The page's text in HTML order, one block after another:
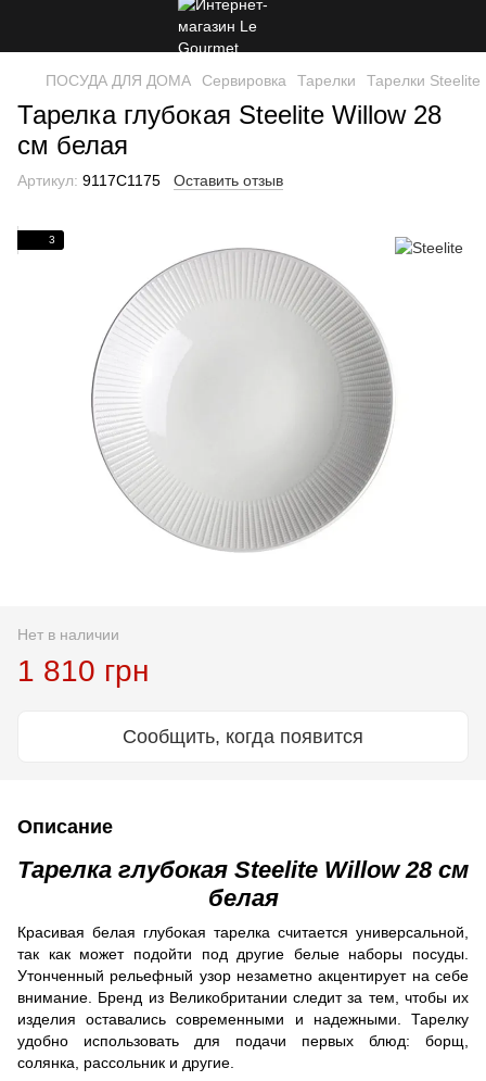
ПОСУДА ДЛЯ ДОМА Сервировка Тарелки Тарелки Steelite
Тарелка глубокая Steelite Willow 28
cм белая
Артикул: 9117C1175 Оставить отзыв
3
Нет в наличии
1 810 грн
Сообщить, когда появится
Описание
Тарелка глубокая Steelite Willow 28 cм
белая
Красивая белая глубокая тарелка считается универсальной,
так как может подойти под другие белые наборы посуды.
Утонченный рельефный узор незаметно акцентирует на себе
внимание. Бренд из Великобритании следит за тем, чтобы их
изделия оставались современными и надежными. Тарелку
удобно использовать для подачи первых блюд: борщ,
солянка, рассольник и другие.